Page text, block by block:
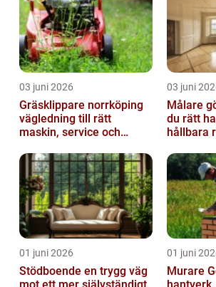
03 juni 2026
Gräsklippare norrköping
vägledning till rätt
maskin, service och
03 juni
Målare
du rätt
hållbara
01 juni 2026
Stödboende en trygg väg
01 juni
Murare